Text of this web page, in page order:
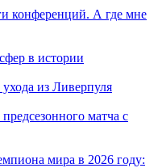
конференций. А где мне
в истории
из Ливерпуля
матча с
мира в 2026 году: